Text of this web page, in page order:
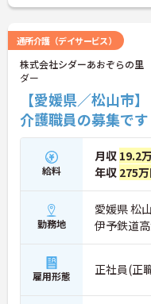
通所介護（デイサービス）
株式会社シダーあおぞらの
ダー
【愛媛県／松山市
介護職員の募集です
給料
月収 19.2
年収 275
勤務地
愛媛県 松
伊予鉄道
雇用形態 正社員(正